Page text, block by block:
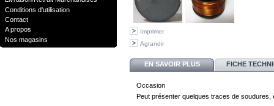
Conditions d'utilisation
Contact
A propos
Nos magasins
Imprimer
Agrandir
EN SAVOIR PLUS FICHE
Occasion
Peut présenter quelques traces de soudures,